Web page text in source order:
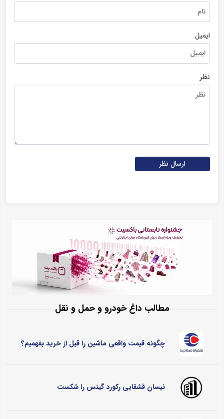
ایمیل
نظر
ارسال نظر
مطالب داغ خودرو و حمل و نقل
چگونه قیمت واقعی ماشین را قبل از خرید بفهمیم؟
نیسان قشقایی رکورد گینس را شکست